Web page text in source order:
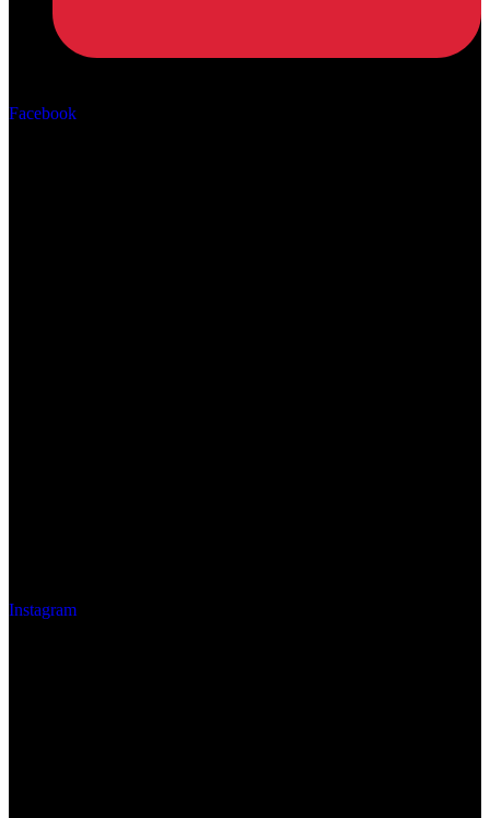
Facebook
Instagram